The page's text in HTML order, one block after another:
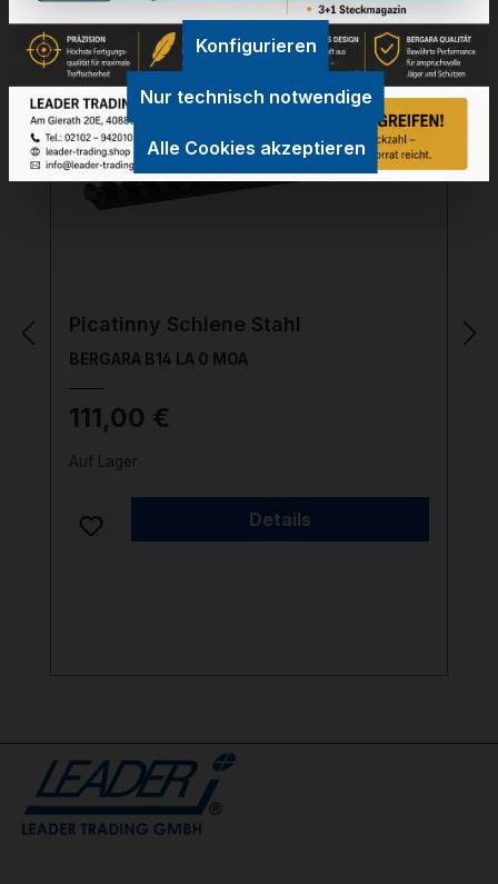
32-04008
Picatinny Schiene Stahl
BERGARA B14 LA 0 MOA
111,00 €
Auf Lager
Details
Nur technisch notwendige
Konfigurieren
Alle Cookies akzeptieren